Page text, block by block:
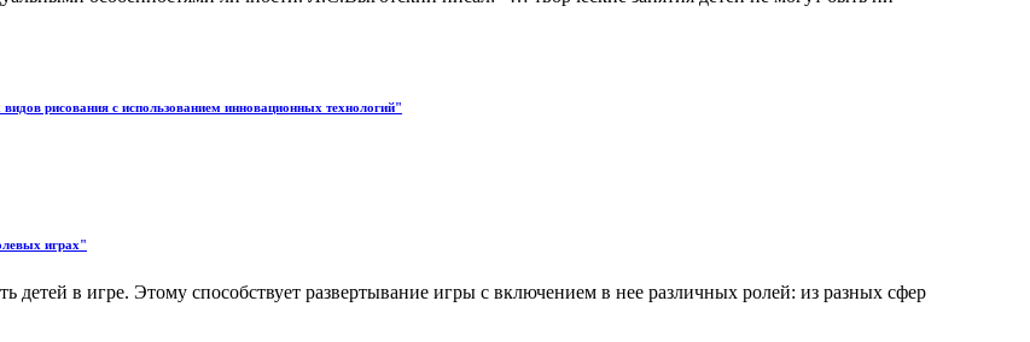
рисования с использованием инновационных технологий"
играх"
детей в игре. Этому способствует развертывание игры с включением в нее различных ролей: из разных сфер